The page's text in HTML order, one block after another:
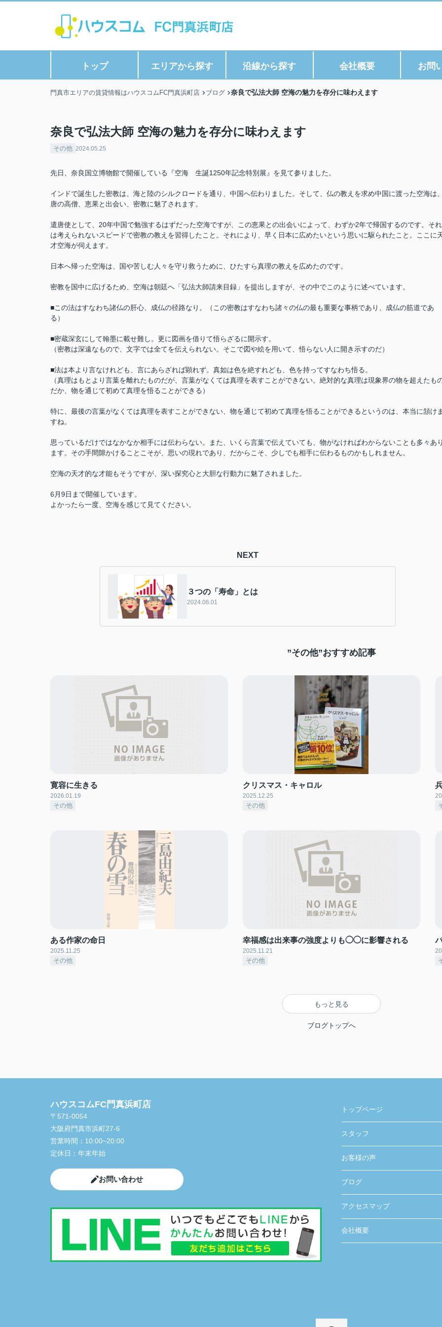
トップ エリアから探す 沿線から探す 会社概要 お問
門真市エリアの賃貸情報はハウスコムFC門真浜町店 ブログ 奈良で弘法大師 空海の魅力を存分に味わえます
奈良で弘法大師 空海の魅力を存分に味わえます
その他 2024.05.25
先日、奈良国立博物館で開催している『空海 生誕1250年記念特別展』を見て参りました。
インドで誕生した密教は、海と陸のシルクロードを通り、中国へ伝わりました。そして、仏の教えを求め中国に渡った空海は
唐の高僧、恵果と出会い、密教に魅了されます。
遣唐使として、20年中国で勉強するはずだった空海ですが、この恵果との出会いによって、わずか2年で帰国するのです。それ
は考えられないスピードで密教の教えを習得したこと。それにより、早く日本に広めたいという思いに駆られたこと。ここに
才空海が伺えます。
日本へ帰った空海は、国や苦しむ人々を守り救うために、ひたすら真理の教えを広めたのです。
密教を国中に広げるため、空海は朝廷へ「弘法大師請来目録」を提出しますが、その中でこのように述べています。
■この法はすなわち諸仏の肝心、成仏の径路なり。（この密教はすなわち諸々の仏の最も重要な事柄であり、成仏の筋道であ
る）
■密蔵深玄にして翰墨に載せ難し。更に図画を借りて悟らざるに開示す。
（密教は深遠なもので、文字では全てを伝えられない。そこで図や絵を用いて、悟らない人に開き示すのだ）
■法は本より言なけれども、言にあらざれば顕れず。真如は色を絶すれども、色を持ってすなわち悟る。
（真理はもとより言葉を離れたものだが、言葉がなくては真理を表すことができない。絶対的な真理は現象界の物を超えたも
だか、物を通じて初めて真理を悟ることができる）
特に、最後の言葉がなくては真理を表すことができない、物を通じて初めて真理を悟ることができるというのは、本当に頷け
すね。
思っているだけではなかなか相手には伝わらない。また、いくら言葉で伝えていても、物がなければわからないことも多々あ
ます。その手間隙かけることこそが、思いの現れであり、だからこそ、少しでも相手に伝わるものかもしれません。
空海の天才的な才能もそうですが、深い探究心と大胆な行動力に魅了されました。
6月9日まで開催しています。
よかったら一度、空海を感じて見てください。
NEXT
３つの「寿命」とは
2024.06.01
”その他”おすすめ記事
寛容に生きる
2026.01.19
その他
クリスマス・キャロル
2025.12.25
その他
ある作家の命日
2025.11.25
その他
幸福感は出来事の強度よりも◯◯に影響される
2025.11.21
その他
もっと見る
ブログトップへ
ハウスコムFC門真浜町店
〒571-0054
大阪府門真市浜町27-6
営業時間： 10:00~20:00
定休日： 年末年始
お問い合わせ
トップページ
スタッフ
お客様の声
ブログ
アクセスマップ
会社概要